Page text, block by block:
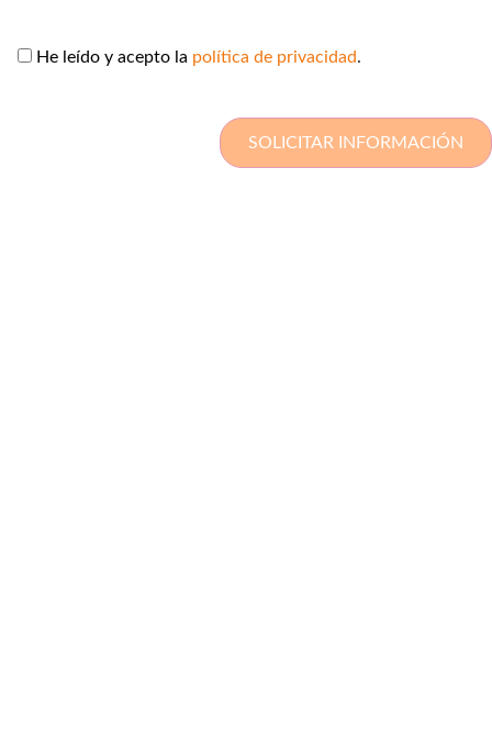
He leído y acepto la política de privacidad.